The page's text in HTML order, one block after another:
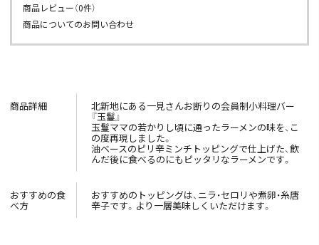
商品レビュー（0件）
商品についてのお問い合わせ
商品詳細 北新地にある一見さんお断りの会員制小料理バー
『玉鬘』
玉鬘ママの若かりし頃に通ったラーメンの味を、こ
の度再現しました。
油ベースのピリ辛ミンチトッピングで仕上げた、飲
んだ後に食べるのにもピッタリなラーメンです。
おすすめの食
べ方
おすすめのトッピングは、ニラ・セロリや煮卵・糸唐
辛子です。より一層美味しくいただけます。